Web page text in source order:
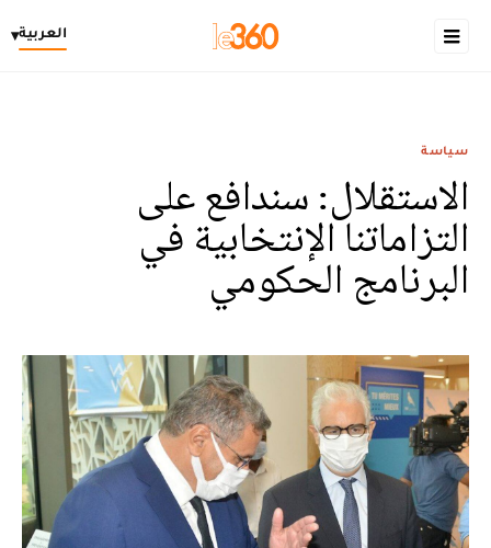
العربية▾
سياسة
الاستقلال: سندافع على
التزاماتنا الإنتخابية في
البرنامج الحكومي